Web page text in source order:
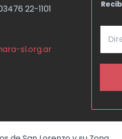
22-1101
sl.org.ar